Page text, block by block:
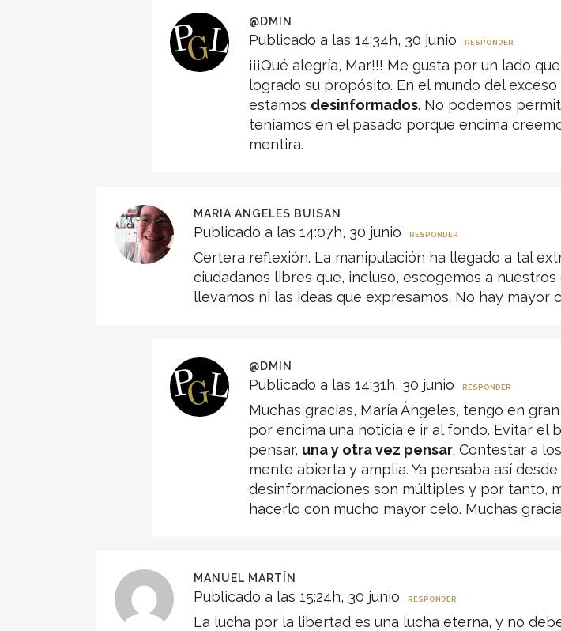
@DMIN
Publicado a las 14:34h, 30 junio RESPONDER
¡¡¡Qué alegría, Mar!!! Me gusta por un lado
logrado su propósito. En el mundo del
estamos desinformados. No podemos
teníamos en el pasado porque encima
mentira.
MARIA ANGELES BUISAN
Publicado a las 14:07h, 30 junio RESPONDER
Certera reflexión. La manipulación ha llegado a tal
ciudadanos libres que, incluso, escogemos a
llevamos ni las ideas que expresamos. No hay mayor
@DMIN
Publicado a las 14:31h, 30 junio RESPONDER
Muchas gracias, María Ángeles, tengo en
por encima una noticia e ir al fondo. Evitar
pensar, una y otra vez pensar. Contestar a
mente abierta y amplia. Ya pensaba así
desinformaciones son múltiples y por tanto,
hacerlo con mucho mayor celo. Muchas
MANUEL MARTÍN
Publicado a las 15:24h, 30 junio RESPONDER
La lucha por la libertad es una lucha eterna, y no